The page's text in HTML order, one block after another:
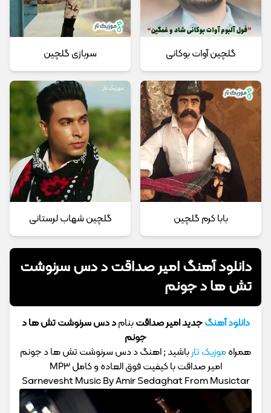
گلچین آوات بوکانی سربازی گلچین
بابا کرم گلچین گلچین شهاب لرستانی
دانلود آهنگ امیر صداقت د دس سرنوشت
تش ها د جونم
دانلود آهنگجدید امیر صداقتبنامد دس سرنوشت تش ها د
جونم
همراهموزیک تارباشید ; اهنگ د دس سرنوشت تش ها د جونم
امیر صداقت با کیفیت فوق العاده و کامل MP3
Sarnevesht Music By Amir Sedaghat From Musictar